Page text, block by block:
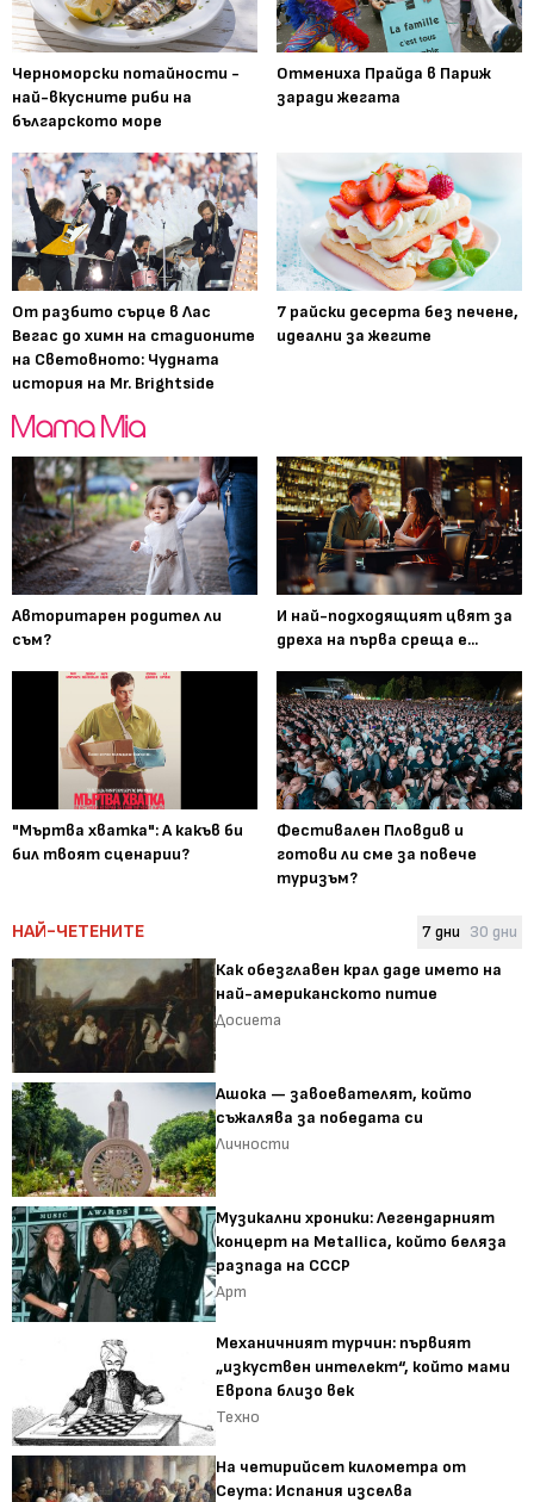
Черноморски потайности -
най-вкусните риби на
българското море
Отмениха Прайда в Париж
заради жегата
От разбито сърце в Лас
Вегас до химн на стадионите
на Световното: Чудната
история на Mr. Brightside
7 райски десерта без печене,
идеални за жегите
Авторитарен родител ли
съм?
И най-подходящият цвят за
дреха на първа среща е...
"Мъртва хватка": А какъв би
бил твоят сценарии?
Фестивален Пловдив и
готови ли сме за повече
туризъм?
НАЙ-ЧЕТЕНИТЕ 7 дни 30 дни
Как обезглавен крал даде името на
най-американското питие
Досиета
Ашока — завоевателят, който
съжалява за победата си
Личности
Музикални хроники: Легендарният
концерт на Metallica, който беляза
разпада на СССР
Арт
Механичният турчин: първият
„изкуствен интелект“, който мами
Европа близо век
Техно
На четирийсет километра от
Сеута: Испания изселва